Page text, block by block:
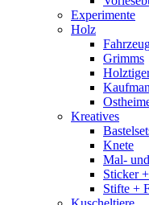
Experimente
Holz
Grimms
Kreatives
Knete
Mal-
Sticker
Stifte +